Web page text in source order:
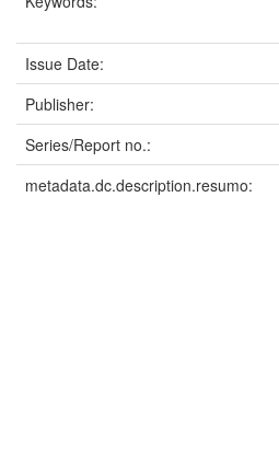
Issue Date:
Publisher:
Series/Report no.:
metadata.dc.description.resumo: